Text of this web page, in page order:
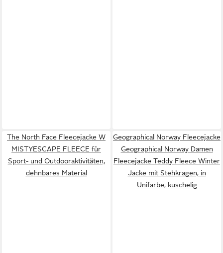
The North Face Fleecejacke W
MISTYESCAPE FLEECE für
Sport- und Outdooraktivitäten,
dehnbares Material
Geographical Norway Fleecejacke
Geographical Norway Damen
Fleecejacke Teddy Fleece Winter
Jacke mit Stehkragen, in
Unifarbe, kuschelig